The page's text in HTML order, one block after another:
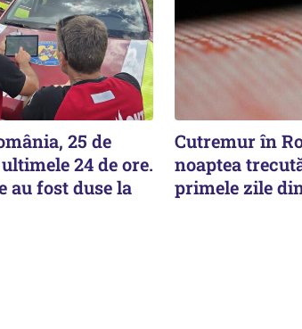
25 de
24 de ore.
au fost duse la
Cutremur în
noaptea
primele zile